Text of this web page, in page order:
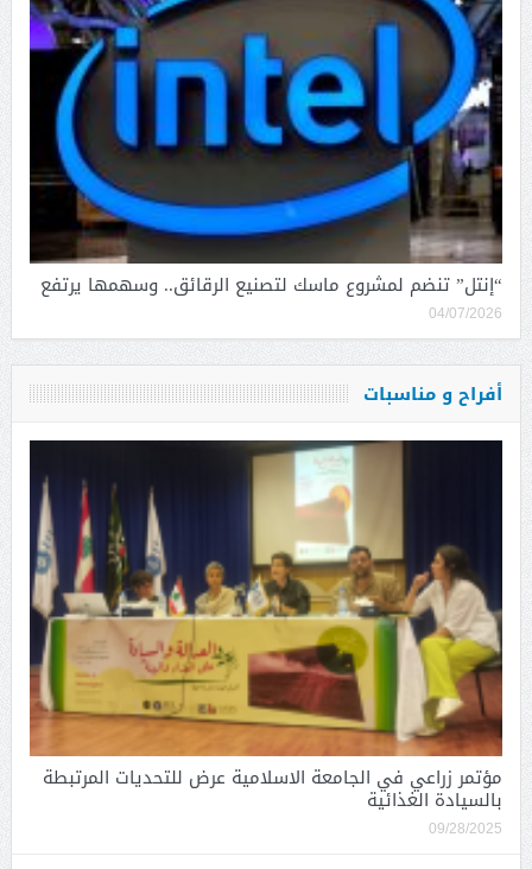
“إنتل” تنضم لمشروع ماسك لتصنيع الرقائق.. وسهمها يرتفع
04/07/2026
أفراح و مناسبات
مؤتمر زراعي في الجامعة الاسلامية عرض للتحديات المرتبطة
بالسيادة الغذائية
09/28/2025